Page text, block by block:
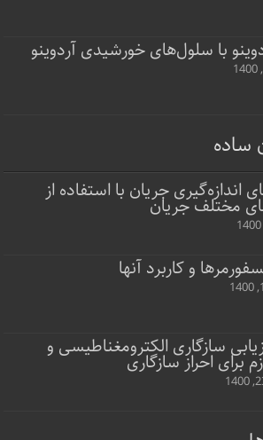
با سلول‌های خورشیدی آردوینو
ساده
اندازه‌گیری جریان با استفاده از
مختلف جریان
و کاربرد آنها
سازگاری الکترومغناطیسی و
برای احراز سازگاری